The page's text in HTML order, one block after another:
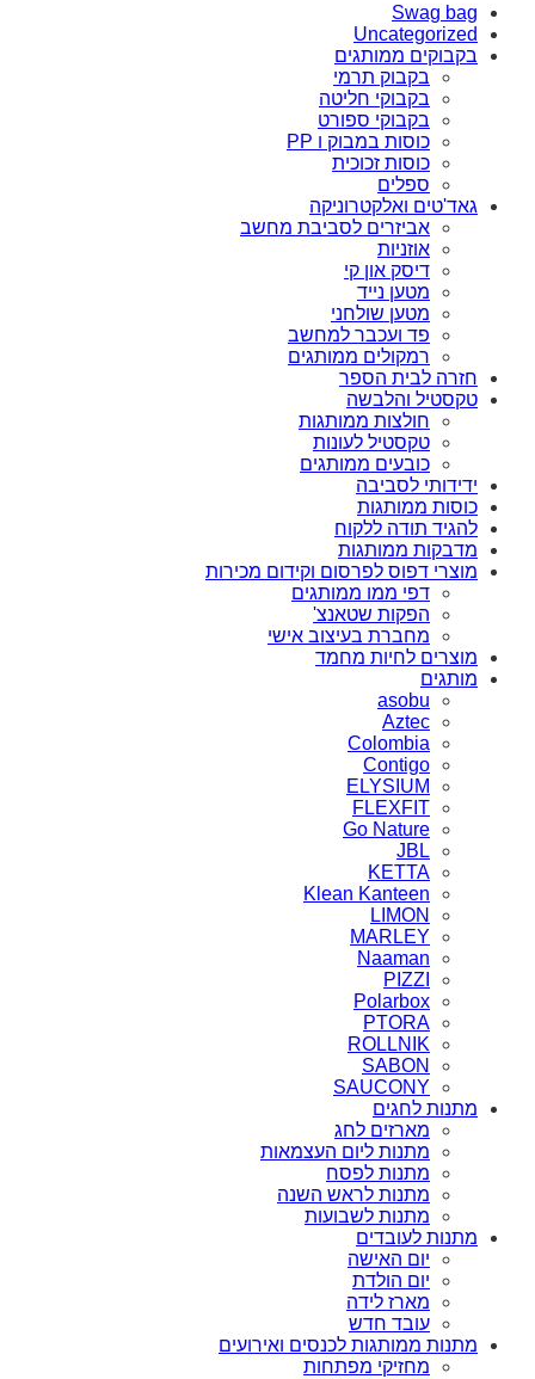
Swag bag
Uncategorized
בקבוקים ממותגים
בקבוק תרמי
בקבוקי חליטה
בקבוקי ספורט
כוסות במבוק ו PP
כוסות זכוכית
ספלים
גאד'טים ואלקטרוניקה
אביזרים לסביבת מחשב
אוזניות
דיסק און קי
מטען נייד
מטען שולחני
פד ועכבר למחשב
רמקולים ממותגים
חזרה לבית הספר
טקסטיל והלבשה
חולצות ממותגות
טקסטיל לעונות
כובעים ממותגים
ידידותי לסביבה
כוסות ממותגות
להגיד תודה ללקוח
מדבקות ממותגות
מוצרי דפוס לפרסום וקידום מכירות
דפי ממו ממותגים
הפקות שטאנצ'
מחברת בעיצוב אישי
מוצרים לחיות מחמד
מותגים
asobu
Aztec
Colombia
Contigo
ELYSIUM
FLEXFIT
Go Nature
JBL
KETTA
Klean Kanteen
LIMON
MARLEY
Naaman
PIZZI
Polarbox
PTORA
ROLLNIK
SABON
SAUCONY
מתנות לחגים
מארזים לחג
מתנות ליום העצמאות
מתנות לפסח
מתנות לראש השנה
מתנות לשבועות
מתנות לעובדים
יום האישה
יום הולדת
מארז לידה
עובד חדש
מתנות ממותגות לכנסים ואירועים
מחזיקי מפתחות